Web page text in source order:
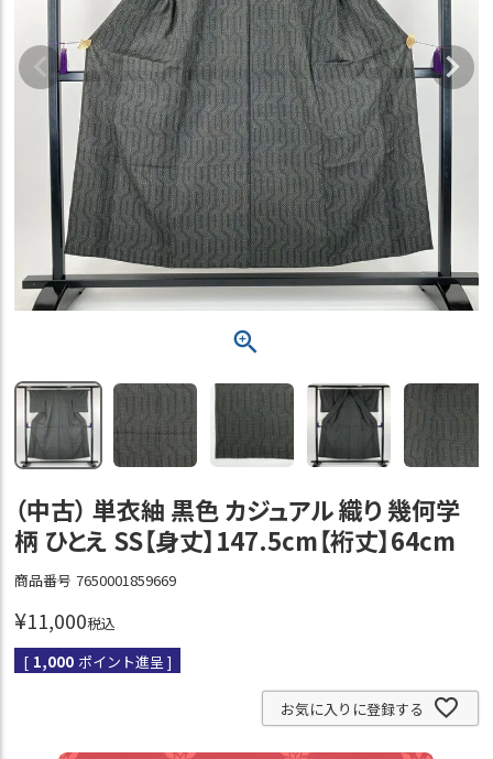
（中古） 単衣紬 黒色 カジュアル 織り 幾何学
柄 ひとえ SS【身丈】147.5cm【裄丈】64cm
商品番号 7650001859669
¥11,000税込
[ 1,000 ポイント進呈 ]
お気に入りに登録する